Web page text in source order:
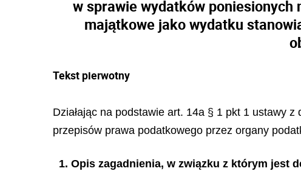
w sprawie wydatków poniesionych
majątkowe jako wydatku
Tekst pierwotny
Działając na podstawie art. 14a § 1 pkt 1 ustawy
przepisów prawa podatkowego przez organy
1. Opis zagadnienia, w związku z którym jest